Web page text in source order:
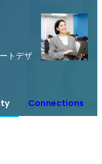
トデザ
Connections